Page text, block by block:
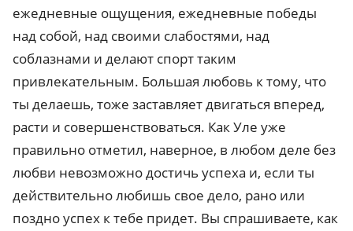
ежедневные ощущения, ежедневные победы
над собой, над своими слабостями, над
соблазнами и делают спорт таким
привлекательным. Большая любовь к тому, что
ты делаешь, тоже заставляет двигаться вперед,
расти и совершенствоваться. Как Уле уже
правильно отметил, наверное, в любом деле без
любви невозможно достичь успеха и, если ты
действительно любишь свое дело, рано или
поздно успех к тебе придет. Вы спрашиваете, как